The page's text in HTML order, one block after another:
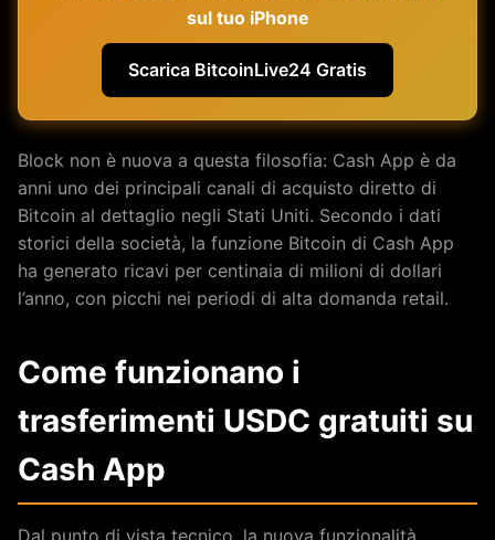
sul tuo iPhone
Scarica BitcoinLive24 Gratis
Block non è nuova a questa filosofia: Cash App è da
anni uno dei principali canali di acquisto diretto di
Bitcoin al dettaglio negli Stati Uniti. Secondo i dati
storici della società, la funzione Bitcoin di Cash App
ha generato ricavi per centinaia di milioni di dollari
l’anno, con picchi nei periodi di alta domanda retail.
Come funzionano i
trasferimenti USDC gratuiti su
Cash App
Dal punto di vista tecnico, la nuova funzionalità